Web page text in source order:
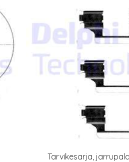
Tarvikesarja, jarrupala